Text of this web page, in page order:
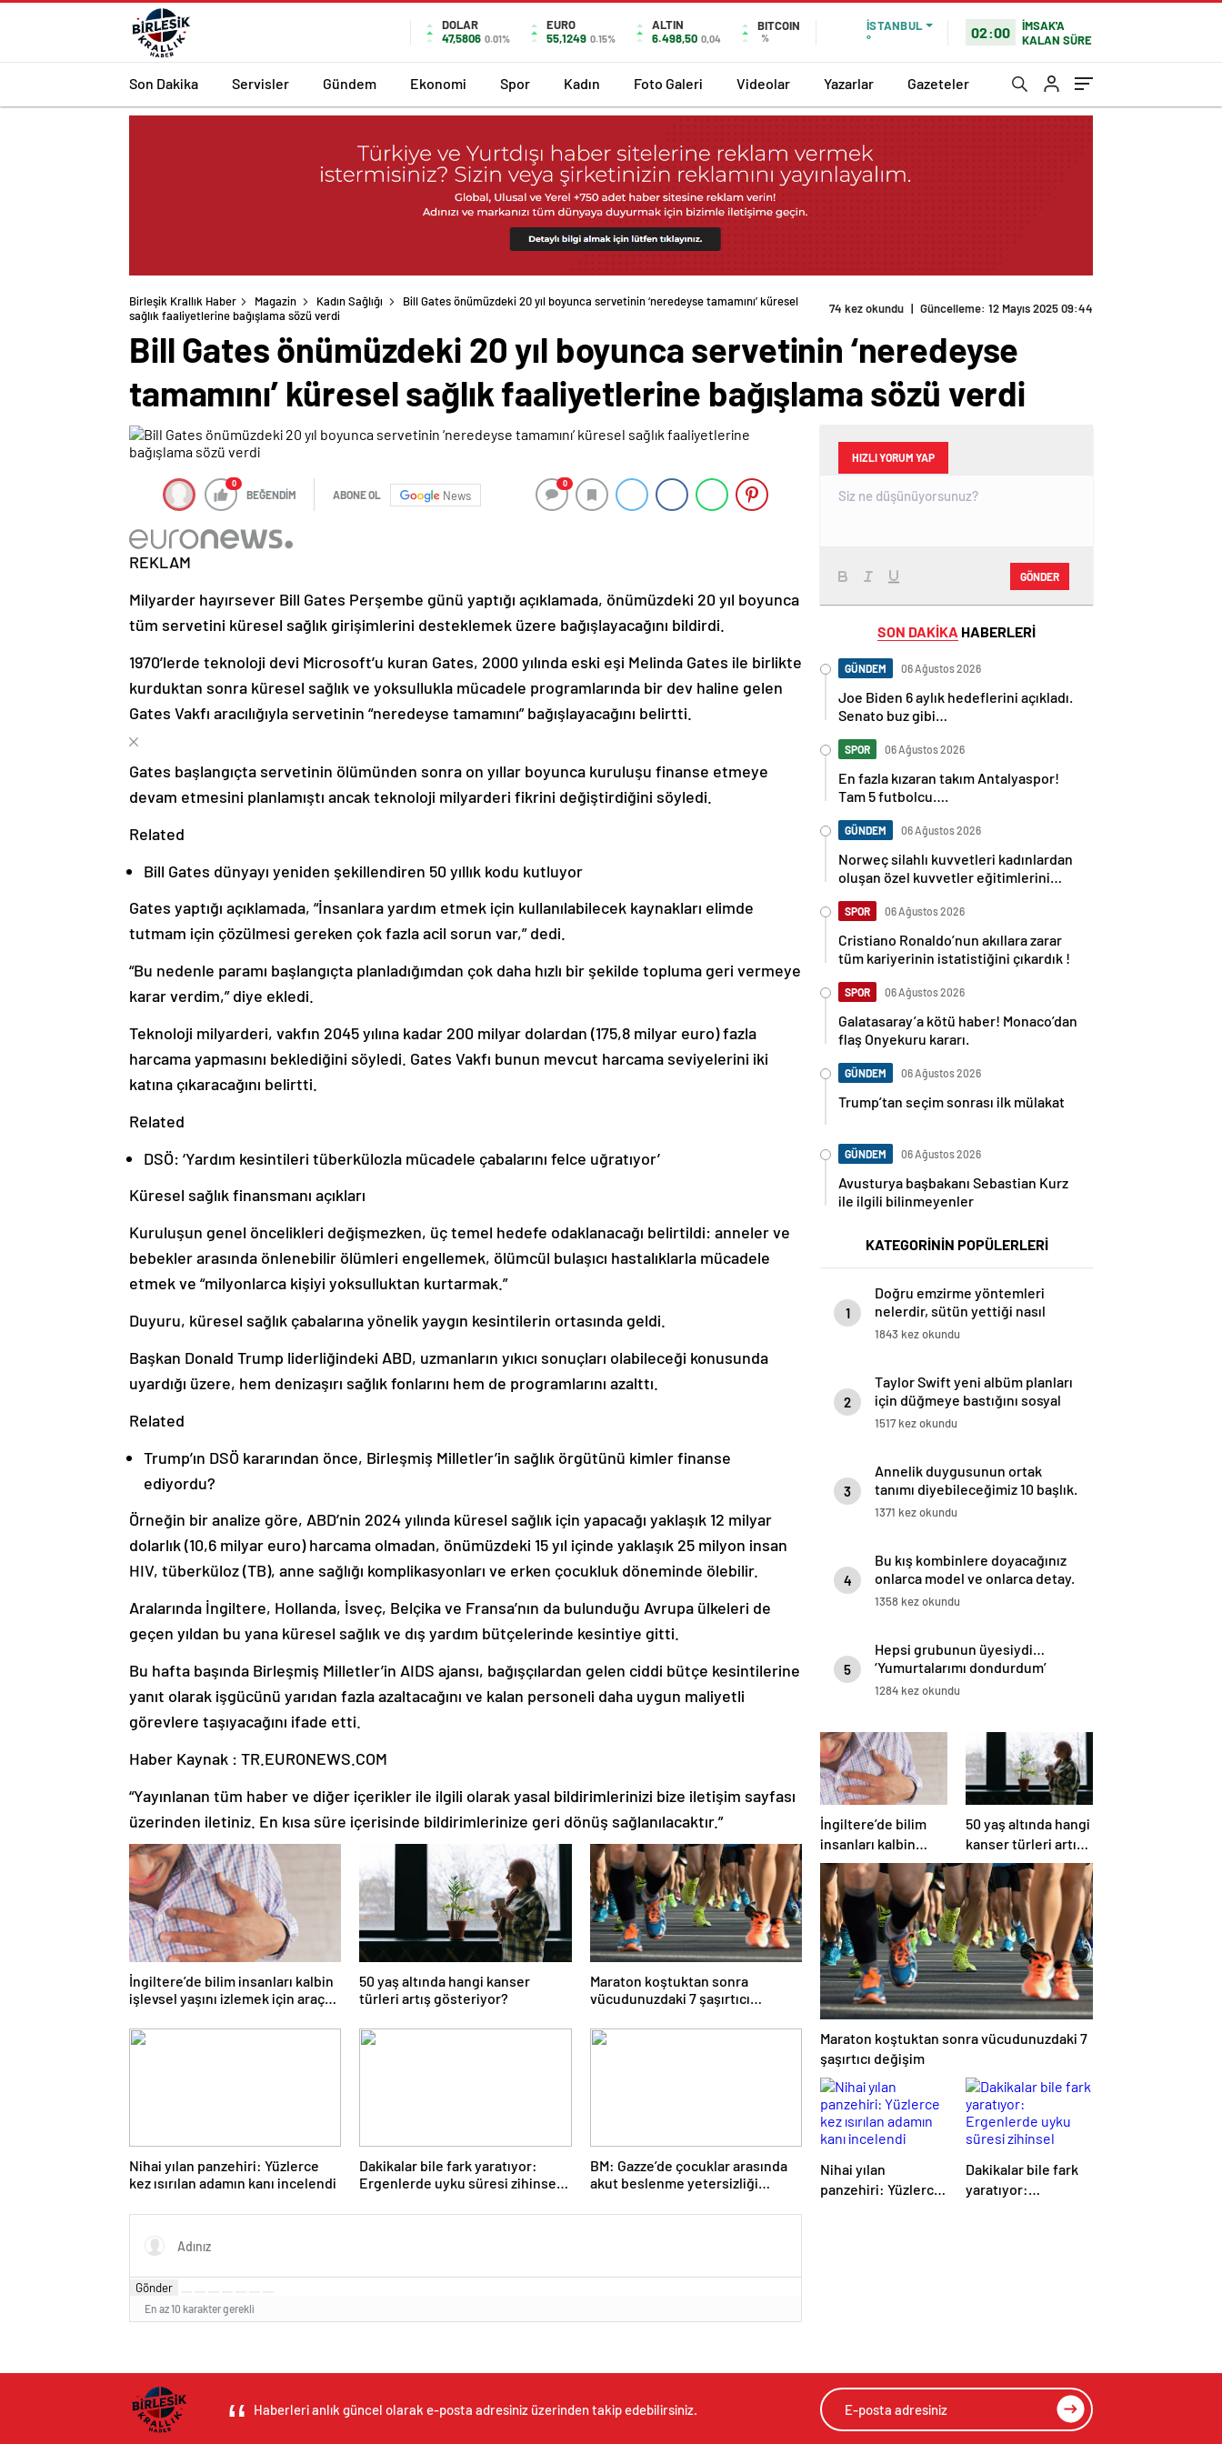
DOLAR
47,5806 0.01%
EURO
55,1249 0.15%
ALTIN
6.498,50 0,04
BITCOIN
%
İSTANBUL
°
02:00
İMSAK'A
KALAN SÜRE
Son Dakika Servisler Gündem Ekonomi Spor Kadın Foto Galeri Videolar Yazarlar Gazeteler
Birleşik Krallık Haber Magazin Kadın Sağlığı
Bill Gates önümüzdeki 20 yıl boyunca servetinin ‘neredeyse tamamını’ küresel
sağlık faaliyetlerine bağışlama sözü verdi
74 kez okundu | Güncelleme: 12 Mayıs 2025 09:44
Bill Gates önümüzdeki 20 yıl boyunca servetinin ‘neredeyse
tamamını’ küresel sağlık faaliyetlerine bağışlama sözü verdi
0
BEĞENDİM ABONE OL News
0
REKLAM
Milyarder hayırsever Bill Gates Perşembe günü yaptığı açıklamada, önümüzdeki 20 yıl boyunca
tüm servetini küresel sağlık girişimlerini desteklemek üzere bağışlayacağını bildirdi.
1970’lerde teknoloji devi Microsoft’u kuran Gates, 2000 yılında eski eşi Melinda Gates ile birlikte
kurduktan sonra küresel sağlık ve yoksullukla mücadele programlarında bir dev haline gelen
Gates Vakfı aracılığıyla servetinin “neredeyse tamamını” bağışlayacağını belirtti.
Gates başlangıçta servetinin ölümünden sonra on yıllar boyunca kuruluşu finanse etmeye
devam etmesini planlamıştı ancak teknoloji milyarderi fikrini değiştirdiğini söyledi.
Related
Bill Gates dünyayı yeniden şekillendiren 50 yıllık kodu kutluyor
Gates yaptığı açıklamada, “İnsanlara yardım etmek için kullanılabilecek kaynakları elimde
tutmam için çözülmesi gereken çok fazla acil sorun var,” dedi.
“Bu nedenle paramı başlangıçta planladığımdan çok daha hızlı bir şekilde topluma geri vermeye
karar verdim,” diye ekledi.
Teknoloji milyarderi, vakfın 2045 yılına kadar 200 milyar dolardan (175,8 milyar euro) fazla
harcama yapmasını beklediğini söyledi. Gates Vakfı bunun mevcut harcama seviyelerini iki
katına çıkaracağını belirtti.
Related
DSÖ: ‘Yardım kesintileri tüberkülozla mücadele çabalarını felce uğratıyor’
Küresel sağlık finansmanı açıkları
Kuruluşun genel öncelikleri değişmezken, üç temel hedefe odaklanacağı belirtildi: anneler ve
bebekler arasında önlenebilir ölümleri engellemek, ölümcül bulaşıcı hastalıklarla mücadele
etmek ve “milyonlarca kişiyi yoksulluktan kurtarmak.”
Duyuru, küresel sağlık çabalarına yönelik yaygın kesintilerin ortasında geldi.
Başkan Donald Trump liderliğindeki ABD, uzmanların yıkıcı sonuçları olabileceği konusunda
uyardığı üzere, hem denizaşırı sağlık fonlarını hem de programlarını azalttı.
Related
Trump’ın DSÖ kararından önce, Birleşmiş Milletler’in sağlık örgütünü kimler finanse
ediyordu?
Örneğin bir analize göre, ABD’nin 2024 yılında küresel sağlık için yapacağı yaklaşık 12 milyar
dolarlık (10,6 milyar euro) harcama olmadan, önümüzdeki 15 yıl içinde yaklaşık 25 milyon insan
HIV, tüberküloz (TB), anne sağlığı komplikasyonları ve erken çocukluk döneminde ölebilir.
Aralarında İngiltere, Hollanda, İsveç, Belçika ve Fransa’nın da bulunduğu Avrupa ülkeleri de
geçen yıldan bu yana küresel sağlık ve dış yardım bütçelerinde kesintiye gitti.
Bu hafta başında Birleşmiş Milletler’in AIDS ajansı, bağışçılardan gelen ciddi bütçe kesintilerine
yanıt olarak işgücünü yarıdan fazla azaltacağını ve kalan personeli daha uygun maliyetli
görevlere taşıyacağını ifade etti.
Haber Kaynak : TR.EURONEWS.COM
“Yayınlanan tüm haber ve diğer içerikler ile ilgili olarak yasal bildirimlerinizi bize iletişim sayfası
üzerinden iletiniz. En kısa süre içerisinde bildirimlerinize geri dönüş sağlanılacaktır.”
İngiltere’de bilim insanları kalbin
işlevsel yaşını izlemek için araç
50 yaş altında hangi kanser
türleri artış gösteriyor?
Maraton koştuktan sonra
vücudunuzdaki 7 şaşırtıcı
Nihai yılan panzehiri: Yüzlerce
kez ısırılan adamın kanı incelendi
Dakikalar bile fark yaratıyor:
Ergenlerde uyku süresi zihinsel
BM: Gazze’de çocuklar arasında
akut beslenme yetersizliği
Gönder
En az 10 karakter gerekli
HIZLI YORUM YAP
GÖNDER
SON DAKİKA HABERLERİ
GÜNDEM 06 Ağustos 2026
Joe Biden 6 aylık hedeflerini açıkladı.
Senato buz gibi…
SPOR 06 Ağustos 2026
En fazla kızaran takım Antalyaspor!
Tam 5 futbolcu….
GÜNDEM 06 Ağustos 2026
Norweç silahlı kuvvetleri kadınlardan
oluşan özel kuvvetler eğitimlerini
SPOR 06 Ağustos 2026
Cristiano Ronaldo’nun akıllara zarar
tüm kariyerinin istatistiğini çıkardık !
SPOR 06 Ağustos 2026
Galatasaray’a kötü haber! Monaco’dan
flaş Onyekuru kararı.
GÜNDEM 06 Ağustos 2026
Trump’tan seçim sonrası ilk mülakat
GÜNDEM 06 Ağustos 2026
Avusturya başbakanı Sebastian Kurz
ile ilgili bilinmeyenler
KATEGORİNİN POPÜLERLERİ
1
Doğru emzirme yöntemleri
nelerdir, sütün yettiği nasıl
anlaşılır?
1843 kez okundu
2
Taylor Swift yeni albüm planları
için düğmeye bastığını sosyal
medyadan duyurdu!
1517 kez okundu
3
Annelik duygusunun ortak
tanımı diyebileceğimiz 10 başlık.
1371 kez okundu
4
Bu kış kombinlere doyacağınız
onlarca model ve onlarca detay.
1358 kez okundu
5
Hepsi grubunun üyesiydi…
‘Yumurtalarımı dondurdum’
1284 kez okundu
İngiltere’de bilim
insanları kalbin
işlevsel yaşını
izlemek için araç
geliştirdi
50 yaş altında hangi
kanser türleri artış
gösteriyor?
Maraton koştuktan sonra vücudunuzdaki 7
şaşırtıcı değişim
Nihai yılan
panzehiri: Yüzlerce
Dakikalar bile fark
yaratıyor:
Haberleri anlık güncel olarak e-posta adresiniz üzerinden takip edebilirsiniz.